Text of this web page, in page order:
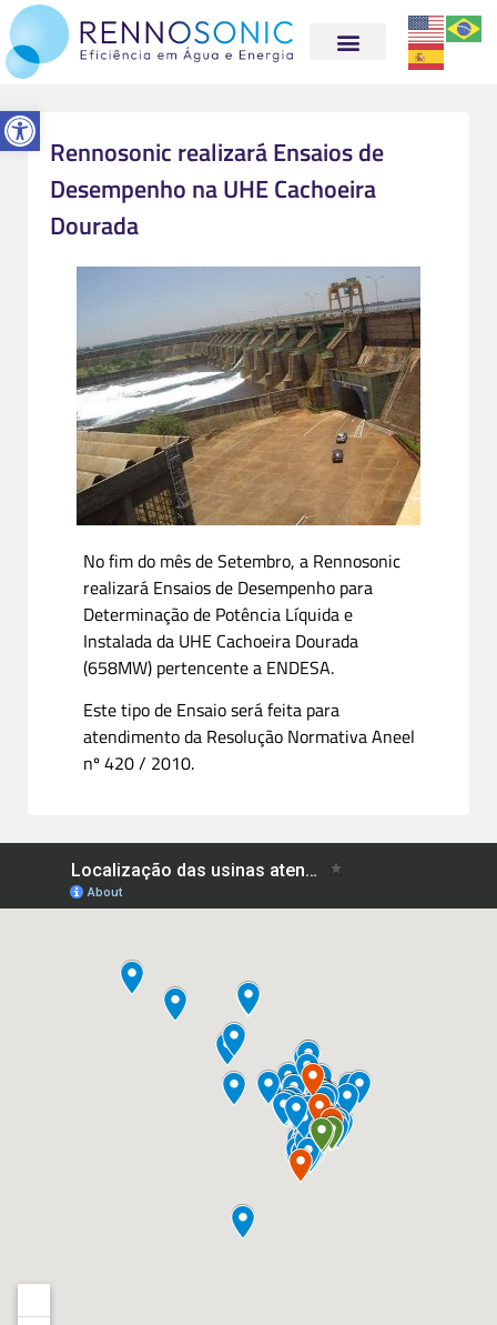
Abrir a barra de ferramentas
Rennosonic realizará Ensaios de
Desempenho na UHE Cachoeira
Dourada
No fim do mês de Setembro, a Rennosonic
realizará Ensaios de Desempenho para
Determinação de Potência Líquida e
Instalada da UHE Cachoeira Dourada
(658MW) pertencente a ENDESA.
Este tipo de Ensaio será feita para
atendimento da Resolução Normativa Aneel
nº 420 / 2010.